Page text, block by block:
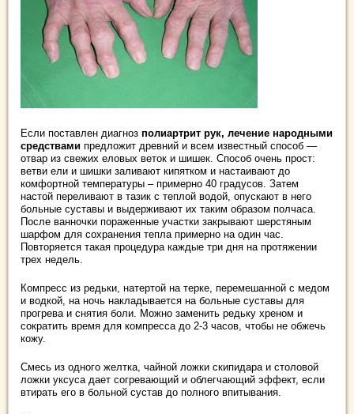
Если поставлен диагноз полиартрит рук, лечение народными
средствами предложит древний и всем известный способ —
отвар из свежих еловых веток и шишек. Способ очень прост:
ветви ели и шишки заливают кипятком и настаивают до
комфортной температуры – примерно 40 градусов. Затем
настой переливают в тазик с теплой водой, опускают в него
больные суставы и выдерживают их таким образом полчаса.
После ванночки пораженные участки закрывают шерстяным
шарфом для сохранения тепла примерно на один час.
Повторяется такая процедура каждые три дня на протяжении
трех недель.
Компресс из редьки, натертой на терке, перемешанной с медом
и водкой, на ночь накладывается на больные суставы для
прогрева и снятия боли. Можно заменить редьку хреном и
сократить время для компресса до 2-3 часов, чтобы не обжечь
кожу.
Смесь из одного желтка, чайной ложки скипидара и столовой
ложки уксуса дает согревающий и облегчающий эффект, если
втирать его в больной сустав до полного впитывания.